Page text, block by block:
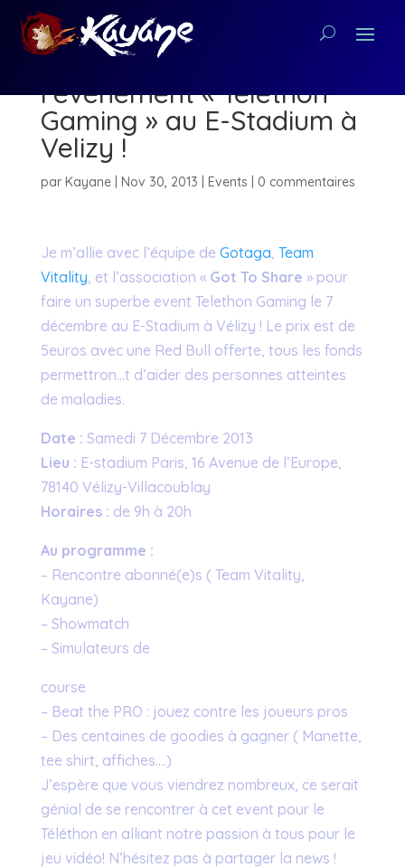
Kayane participe à
l’événement « Telethon
Gaming » au E-Stadium à
Velizy !
par Kayane| Nov 30, 2013 Events 0 commentaires
Je m’allie avec l’équipe de Gotaga, Team
Vitality, et l’association « Got To Share » pour
faire un superbe event Telethon Gaming le 7
décembre au E-Stadium à Vélizy ! Le prix est de
5euros avec une Red Bull offerte, tous les fonds
permettron…t d’aider des personnes atteintes
de maladies.
Date : Samedi 7 Décembre 2013
Lieu : E-stadium Paris, 16 Avenue de l’Europe,
78140 Vélizy-Villacoublay
Horaires : de 9h à 20h
Au programme :
– Rencontre abonné(e)s ( Team Vitality,
Kayane)
– Showmatch
– Simulateurs de
course
– Beat the PRO : jouez contre les joueurs pros
– Des centaines de goodies à gagner ( Manette,
tee shirt, affiches….)
J’espère que vous viendrez nombreux, ce serait
génial de se rencontrer à cet event pour le
Téléthon en alliant notre passion à tous pour le
jeu vidéo! N’hésitez pas à partager la news !